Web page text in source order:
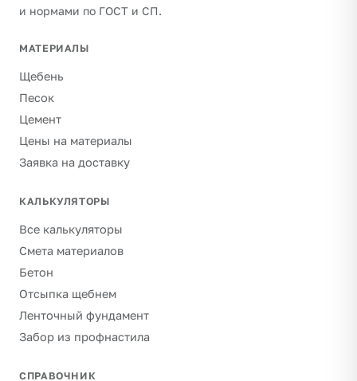
и нормами по ГОСТ и СП.
МАТЕРИАЛЫ
Щебень
Песок
Цемент
Цены на материалы
Заявка на доставку
КАЛЬКУЛЯТОРЫ
Все калькуляторы
Смета материалов
Бетон
Отсыпка щебнем
Ленточный фундамент
Забор из профнастила
СПРАВОЧНИК